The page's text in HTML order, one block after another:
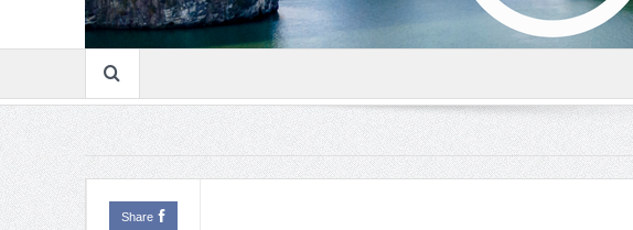
Share